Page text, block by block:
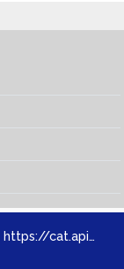
https://cat.apis.beeldengeluid.nl/sparql